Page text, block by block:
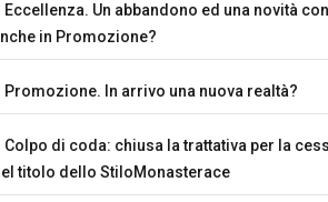
Eccellenza. Un abbandono ed una novità
in Promozione?
Promozione. In arrivo una nuova realtà?
Colpo di coda: chiusa la trattativa per la
titolo dello StiloMonasterace